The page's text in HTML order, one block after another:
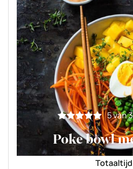
5van3
Poke bowl
Totaaltijd